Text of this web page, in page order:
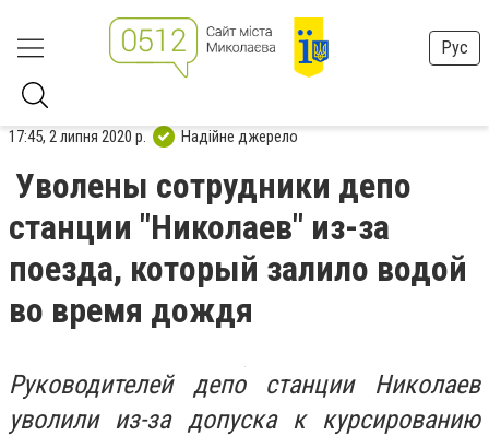
Рус
17:45, 2 липня 2020 р. Надійне джерело
Уволены сотрудники депо
станции "Николаев" из-за
поезда, который залило водой
во время дождя
Руководителей депо станции Николаев
уволили из-за допуска к курсированию